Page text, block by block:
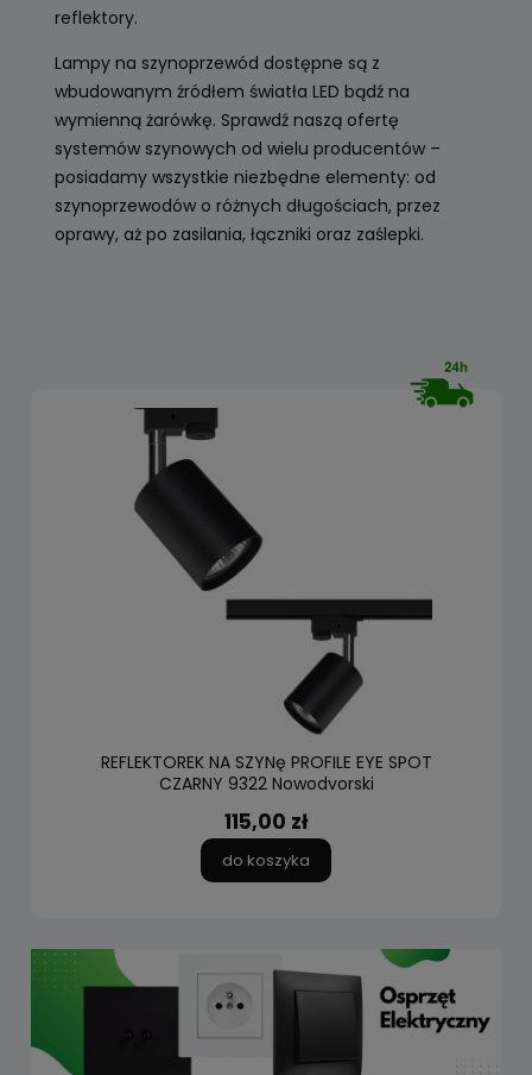
reflektory.
Lampy na szynoprzewód dostępne są z
wbudowanym źródłem światła LED bądź na
wymienną żarówkę. Sprawdź naszą ofertę
systemów szynowych od wielu producentów –
posiadamy wszystkie niezbędne elementy: od
szynoprzewodów o różnych długościach, przez
oprawy, aż po zasilania, łączniki oraz zaślepki.
REFLEKTOREK NA SZYNę PROFILE EYE SPOT
CZARNY 9322 Nowodvorski
115,00 zł
do koszyka